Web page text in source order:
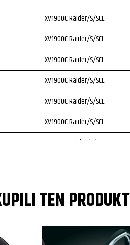
XV1900C Raider/S/SCL
XV1900C Raider/S/SCL
XV1900C Raider/S/SCL
XV1900C Raider/S/SCL
XV1900C Raider/S/SCL
XV1900C Raider/S/SCL
XV1900C Raider/S/SCL
XV1900C Raider/S/SCL
TEN